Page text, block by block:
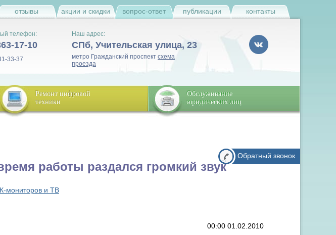
отзывы акции и скидки вопрос-ответ публикации контакты
телефон:
17-10
33-37
Наш адрес:
СПб, Учительская улица, 23
метро Гражданский проспект схема
проезда
Ремонт цифровой
техники
Обслуживание
юридических лиц
работы раздался громкий звук
мониторов и ТВ
00:00 01.02.2010
Обратный звонок